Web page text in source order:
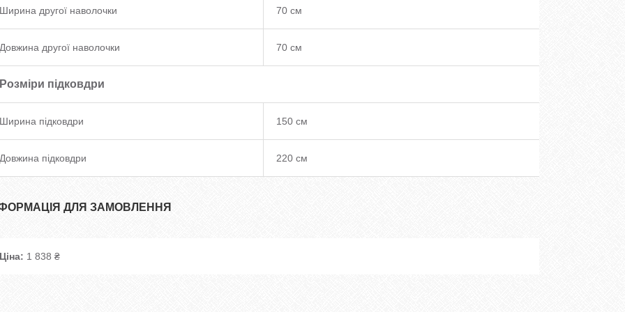
Ширина другої наволочки 70 см
Довжина другої наволочки 70 см
Розміри підковдри
Ширина підковдри 150 см
Довжина підковдри 220 см
ДЛЯ ЗАМОВЛЕННЯ
Ціна: 1 838 ₴